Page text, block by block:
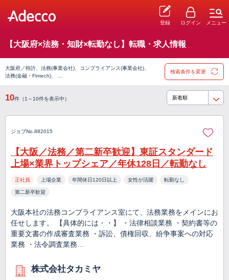
登録 ログイン メニュー
【大阪府×法務・知財×転勤なし】転職・求人情報
大阪府／特許、法務(事業会社)、コンプライアンス(事業会社)、
法務(金融・Fintech)、 …
検索条件を変更
10件（1～10件を表示中）
ジョブNo.882015
【大阪／法務／第二新卒歓迎】東証スタンダード
上場×業界トップシェア／年休128日／転勤なし
正社員 上場企業 年間休日120日以上 女性が活躍 転勤なし
第二新卒歓迎
大阪本社の法務コンプライアンス室にて、法務業務をメインにお
任せします。 【具体的には・・】 ・法律相談業務 ・契約書等の
重要文書の作成審査業務 ・訴訟、債権回収、紛争事案への対応
業務 ・法令調査業務…
株式会社タカミヤ